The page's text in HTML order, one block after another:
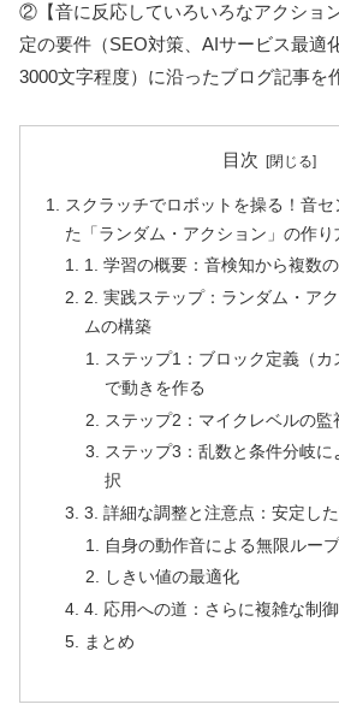
②【音に反応していろいろなアクショ
定の要件（SEO対策、AIサービス最適
3000文字程度）に沿ったブログ記事を
目次
スクラッチでロボットを操る！音
た「ランダム・アクション」の作り
1. 学習の概要：音検知から複数
2. 実践ステップ：ランダム・ア
ムの構築
ステップ1：ブロック定義（カ
で動きを作る
ステップ2：マイクレベルの監
ステップ3：乱数と条件分岐に
択
3. 詳細な調整と注意点：安定し
自身の動作音による無限ルー
しきい値の最適化
4. 応用への道：さらに複雑な制
まとめ